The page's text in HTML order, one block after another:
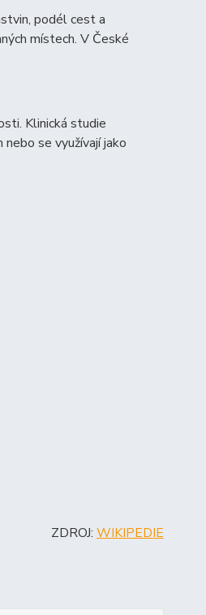
podél cest a
místech. V České
Klinická studie
se využívají jako
ZDROJ: WIKIPEDIE